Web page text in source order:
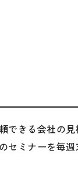
できる会社の見
ミナーを毎週